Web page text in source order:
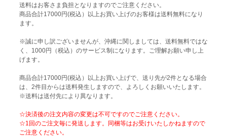
送料はお客さま負担となりますのでご注意ください。
商品合計17000円(税込）以上お買い上げのお客様は送料無料になり
ます。
※誠に申し訳ございませんが、沖縄に関しましては、送料無料ではな
く、1000円（税込）のサービス制になります。ご理解お願い申し上
げます。
商品合計17000円(税込）以上お買い上げで、送り先が2件となる場合
は、2件目からは送料発生しますので、よろしくお願いいたします。
※送料は送付先により異なります。
☆決済後の注文内容の変更は不可ですのでご注意ください。
☆1回のご注文毎に発送します。同梱等はお受けいたしかねますので
ご注意ください。